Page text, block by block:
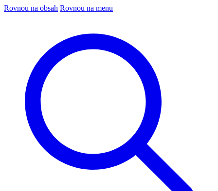
Rovnou na obsah Rovnou na menu